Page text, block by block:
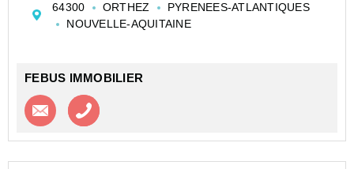
Le bien dispose d'un patio privatif
Raccordement au tout à l'égout et double vitrage.
64300 ORTHEZ
PYRENEES-ATLANTIQUES
NOUVELLE-AQUITAINE
FEBUS IMMOBILIER
Contacter l'agence